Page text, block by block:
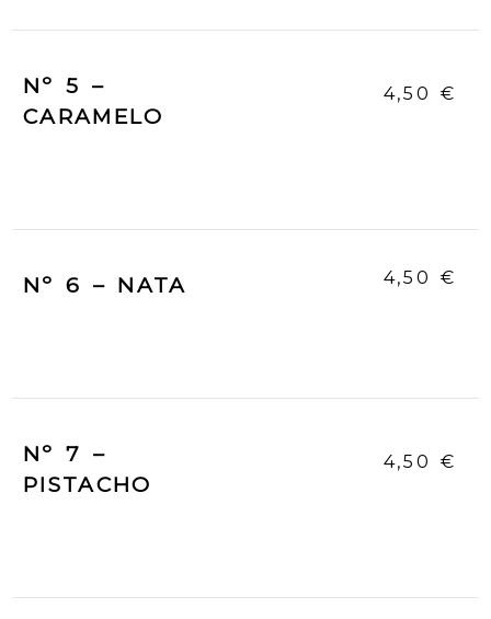
Nº 5 –
CARAMELO
4,50 €
Nº 6 – NATA 4,50 €
Nº 7 –
PISTACHO
4,50 €